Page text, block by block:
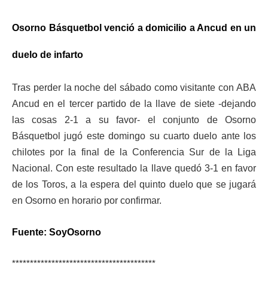
Osorno Básquetbol venció a domicilio a Ancud en un
duelo de infarto
Tras perder la noche del sábado como visitante con ABA
Ancud en el tercer partido de la llave de siete -dejando
las cosas 2-1 a su favor- el conjunto de Osorno
Básquetbol jugó este domingo su cuarto duelo ante los
chilotes por la final de la Conferencia Sur de la Liga
Nacional. Con este resultado la llave quedó 3-1 en favor
de los Toros, a la espera del quinto duelo que se jugará
en Osorno en horario por confirmar.
Fuente: SoyOsorno
****************************************